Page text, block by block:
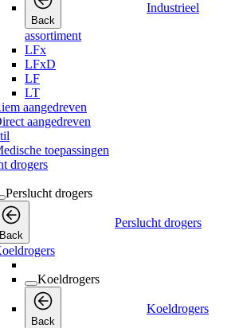
Back
Industrieel
assortiment
LFx
LFxD
LF
LT
aangedreven
aangedreven
toepassingen
drogers
Perslucht drogers
Back
Perslucht drogers
Koeldrogers
Back
Koeldrogers